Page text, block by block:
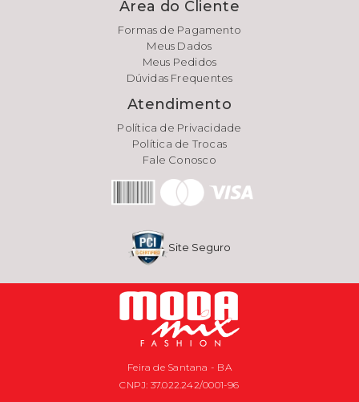
Área do Cliente
Formas de Pagamento
Meus Dados
Meus Pedidos
Dúvidas Frequentes
Atendimento
Política de Privacidade
Política de Trocas
Fale Conosco
Site Seguro
Feira de Santana - BA
CNPJ: 37.022.242/0001-96